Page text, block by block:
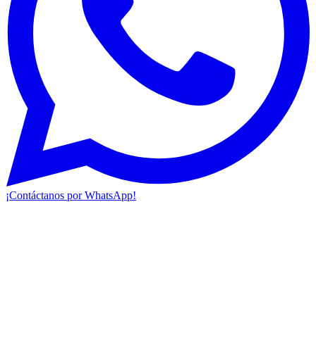
¡Contáctanos por WhatsApp!